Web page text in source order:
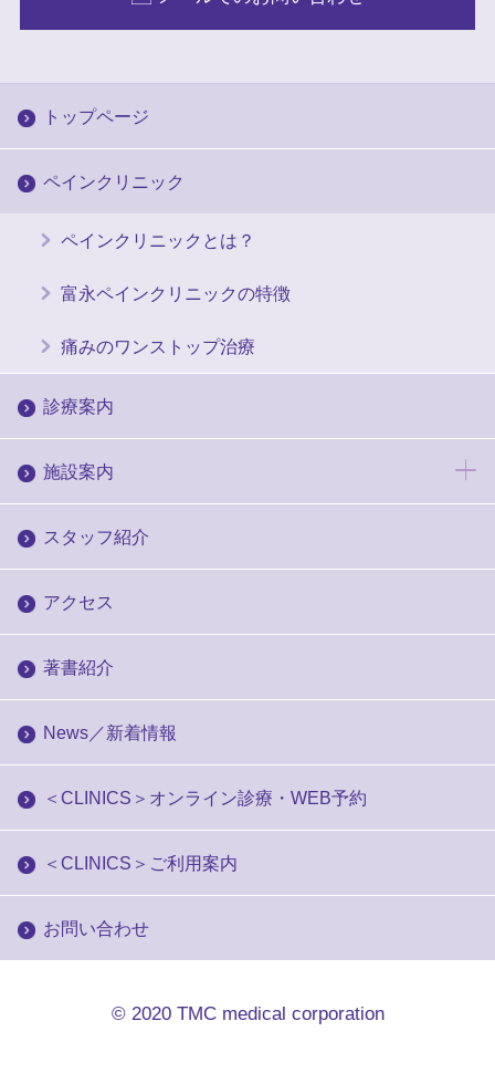
トップページ
ペインクリニック
ペインクリニックとは？
富永ペインクリニックの特徴
痛みのワンストップ治療
診療案内
施設案内
スタッフ紹介
アクセス
著書紹介
News／新着情報
＜CLINICS＞オンライン診療・WEB予約
＜CLINICS＞ご利用案内
お問い合わせ
© 2020 TMC medical corporation